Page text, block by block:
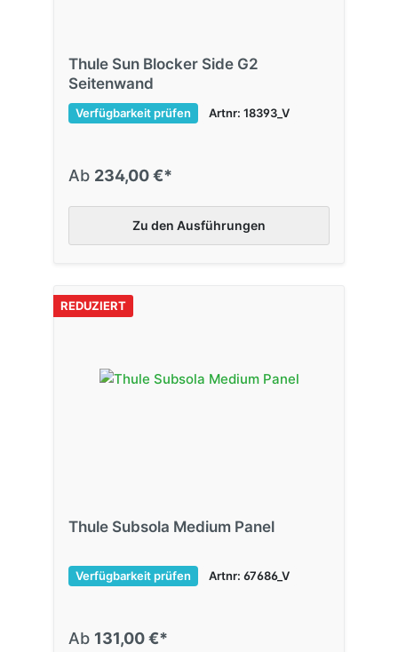
Thule Sun Blocker Side G2
Seitenwand
Verfügbarkeit prüfen Artnr: 18393_V
Ab 234,00 €*
Zu den Ausführungen
REDUZIERT
Thule Subsola Medium Panel
Verfügbarkeit prüfen Artnr: 67686_V
Ab 131,00 €*